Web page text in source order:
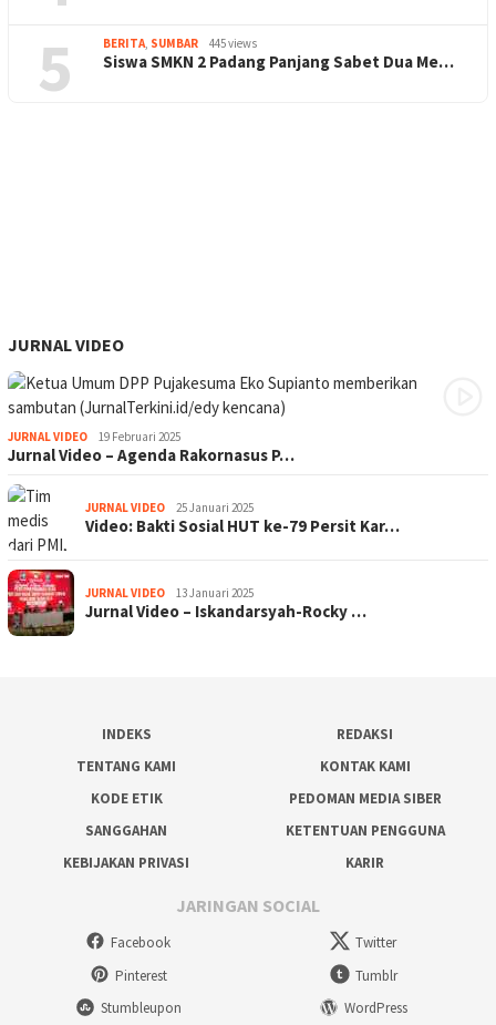
5 BERITA SUMBAR 445 views
Siswa SMKN 2 Padang Panjang Sabet Dua Me…
JURNAL VIDEO
JURNAL VIDEO 19 Februari 2025
Jurnal Video – Agenda Rakornasus P…
JURNAL VIDEO 25 Januari 2025
Video: Bakti Sosial HUT ke-79 Persit Kar…
JURNAL VIDEO 13 Januari 2025
Jurnal Video – Iskandarsyah-Rocky …
INDEKS
REDAKSI
TENTANG KAMI
KONTAK KAMI
KODE ETIK
PEDOMAN MEDIA SIBER
SANGGAHAN
KETENTUAN PENGGUNA
KEBIJAKAN PRIVASI
KARIR
JARINGAN SOCIAL
Facebook
Twitter
Pinterest
Tumblr
Stumbleupon
WordPress